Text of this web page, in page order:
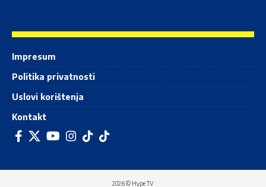
Impresum
Politika privatnosti
Uslovi korištenja
Kontakt
2026 © Hype TV